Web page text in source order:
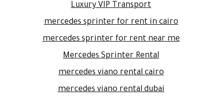
Luxury VIP Transport
mercedes sprinter for rent in cairo
mercedes sprinter for rent near me
Mercedes Sprinter Rental
mercedes viano rental cairo
mercedes viano rental dubai